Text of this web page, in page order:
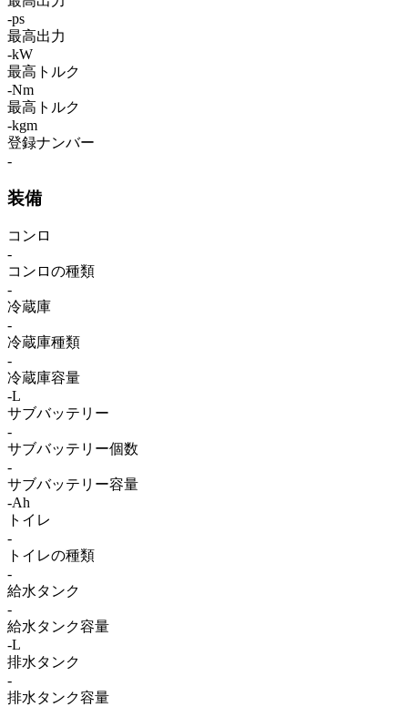
-ps
最高出力
-kW
最高トルク
-Nm
最高トルク
-kgm
登録ナンバー
-
装備
コンロ
-
コンロの種類
-
冷蔵庫
-
冷蔵庫種類
-
冷蔵庫容量
-L
サブバッテリー
-
サブバッテリー個数
-
サブバッテリー容量
-Ah
トイレ
-
トイレの種類
-
給水タンク
-
給水タンク容量
-L
排水タンク
-
排水タンク容量